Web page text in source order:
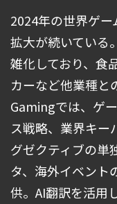
2024年の世界ゲー
拡大が続いている
雑化しており、食
カーなど他業種と
Gamingでは、ゲ
ス戦略、業界キー
グゼクティブの単
タ、海外イベント
供。AI翻訳を活用